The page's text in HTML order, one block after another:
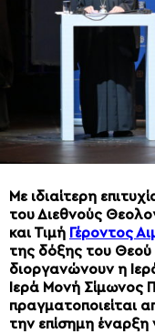
Με ιδιαίτερη
του Διεθνούς
και Τιμή Γέροντος
της δόξης του Θεού
διοργανώνουν η
Ιερά Μονή Σίμωνος
πραγματοποιείται
την επίσημη